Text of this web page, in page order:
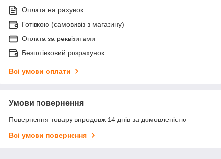
Оплата на рахунок
Готівкою (самовивіз з магазину)
Оплата за реквізитами
Безготівковий розрахунок
Всі умови оплати
Умови повернення
Повернення товару впродовж 14 днів за домовленістю
Всі умови повернення